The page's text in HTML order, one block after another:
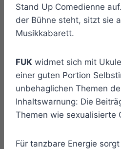
Stand Up Comedienne
der Bühne steht, sitzt sie
Musikkabarett.
FUK widmet sich mit
einer guten Portion
unbehaglichen Themen
Inhaltswarnung: Die
Themen wie sexualisierte
Für tanzbare Energie sorgt